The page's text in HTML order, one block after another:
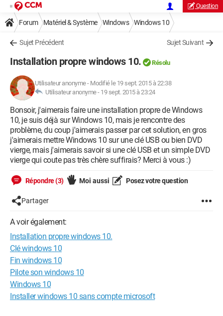
Question
Forum Matériel & Système Windows Windows 10
Sujet Précédent Sujet Suivant
Installation propre windows 10. Résolu
Utilisateur anonyme- Modifié le 19 sept. 2015 à 22:38
Utilisateur anonyme - 19 sept. 2015 à 23:24
Bonsoir, j'aimerais faire une installation propre de Windows
10, je suis déjà sur Windows 10, mais je rencontre des
problème, du coup j'aimerais passer par cet solution, en gros
j'aimerais mettre Windows 10 sur une clé USB ou bien DVD
vierge, mais j'aimerais savoir si une clé USB et un simple DVD
vierge qui coute pas très chère suffirais? Merci à vous :)
Répondre (3) Moi aussi Posez votre question
Partager
A voir également:
Installation propre windows 10.
Clé windows 10
Fin windows 10
Pilote son windows 10
Windows 10
Installer windows 10 sans compte microsoft